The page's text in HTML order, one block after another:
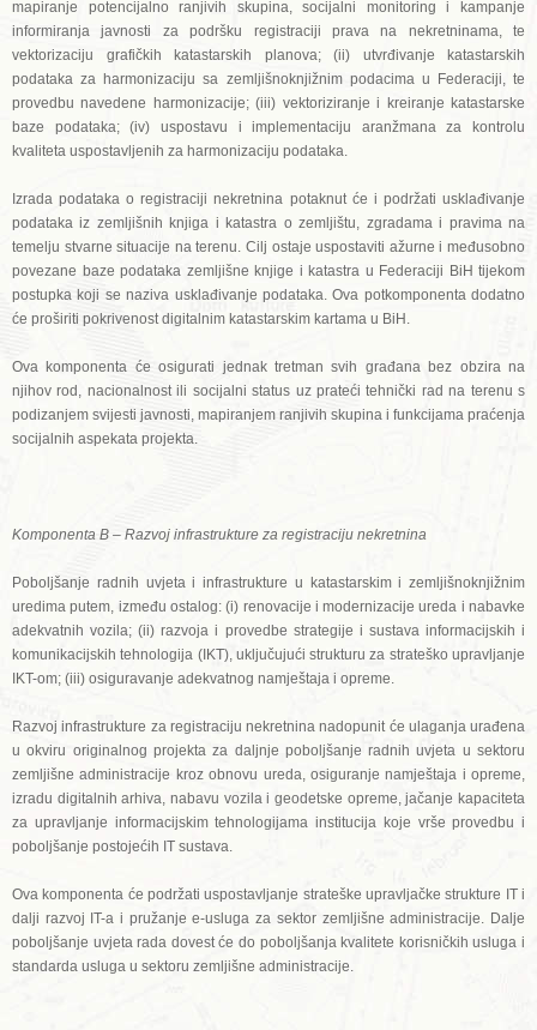
mapiranje potencijalno ranjivih skupina, socijalni monitoring i kampanje
informiranja javnosti za podršku registraciji prava na nekretninama, te
vektorizaciju grafičkih katastarskih planova; (ii) utvrđivanje katastarskih
podataka za harmonizaciju sa zemljišnoknjižnim podacima u Federaciji, te
provedbu navedene harmonizacije; (iii) vektoriziranje i kreiranje katastarske
baze podataka; (iv) uspostavu i implementaciju aranžmana za kontrolu
kvaliteta uspostavljenih za harmonizaciju podataka.
Izrada podataka o registraciji nekretnina potaknut će i podržati usklađivanje
podataka iz zemljišnih knjiga i katastra o zemljištu, zgradama i pravima na
temelju stvarne situacije na terenu. Cilj ostaje uspostaviti ažurne i međusobno
povezane baze podataka zemljišne knjige i katastra u Federaciji BiH tijekom
postupka koji se naziva usklađivanje podataka. Ova potkomponenta dodatno
će proširiti pokrivenost digitalnim katastarskim kartama u BiH.
Ova komponenta će osigurati jednak tretman svih građana bez obzira na
njihov rod, nacionalnost ili socijalni status uz prateći tehnički rad na terenu s
podizanjem svijesti javnosti, mapiranjem ranjivih skupina i funkcijama praćenja
socijalnih aspekata projekta.
Komponenta B – Razvoj infrastrukture za registraciju nekretnina
Poboljšanje radnih uvjeta i infrastrukture u katastarskim i zemljišnoknjižnim
uredima putem, između ostalog: (i) renovacije i modernizacije ureda i nabavke
adekvatnih vozila; (ii) razvoja i provedbe strategije i sustava informacijskih i
komunikacijskih tehnologija (IKT), uključujući strukturu za strateško upravljanje
IKT-om; (iii) osiguravanje adekvatnog namještaja i opreme.
Razvoj infrastrukture za registraciju nekretnina nadopunit će ulaganja urađena
u okviru originalnog projekta za daljnje poboljšanje radnih uvjeta u sektoru
zemljišne administracije kroz obnovu ureda, osiguranje namještaja i opreme,
izradu digitalnih arhiva, nabavu vozila i geodetske opreme, jačanje kapaciteta
za upravljanje informacijskim tehnologijama institucija koje vrše provedbu i
poboljšanje postojećih IT sustava.
Ova komponenta će podržati uspostavljanje strateške upravljačke strukture IT i
dalji razvoj IT-a i pružanje e-usluga za sektor zemljišne administracije. Dalje
poboljšanje uvjeta rada dovest će do poboljšanja kvalitete korisničkih usluga i
standarda usluga u sektoru zemljišne administracije.